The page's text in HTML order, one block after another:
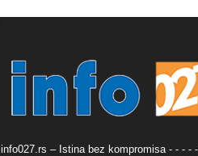
info027.rs – Istina bez kompromisa - - - -